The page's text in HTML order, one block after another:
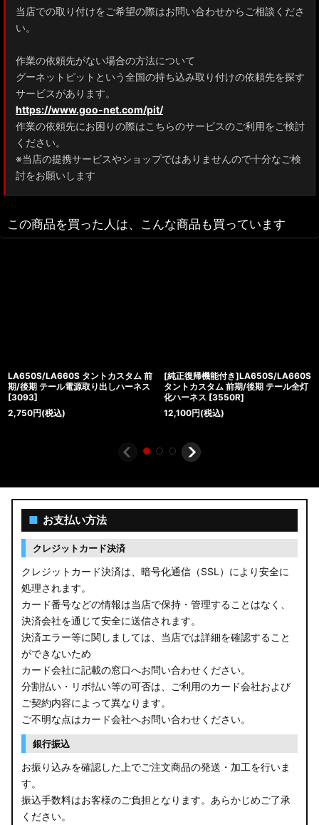
当店での取り付けをご希望の際はお問い合わせからご相談くださ
い。
作業の依頼先がない場合の方法について
グーネットピットという全国の持ち込み取り付けの依頼先を探す
サービスがあります。
https://www.goo-net.com/pit/
作業の依頼先にお困りの際はこちらのサービスのご利用をご検討
ください。
※当店の提携サービスやショップではありませんので十分なご検
討をお願いします
この商品を買った人は、こんな商品も買っています
LA650S/LA660S タントカスタム 前
期/後期 テール電源取り出しハーネス
[3093]
2,750円(税込)
[純正復帰機能付き]LA650S/LA660S
タントカスタム 前期/後期 テール全灯
化ハーネス [3550R]
12,100円(税込)
■ お支払い方法
クレジットカード決済
クレジットカード決済は、暗号化通信（SSL）により安全に
処理されます。
カード番号などの情報は当店で保持・管理することはなく、
決済会社を通じて安全に送信されます。
決済エラー等に関しましては、当店では詳細を確認すること
ができないため
カード会社に記載の窓口へお問い合わせください。
分割払い・リボ払い等の可否は、ご利用のカード会社および
ご契約内容によって異なります。
ご不明な点はカード会社へお問い合わせください。
銀行振込
お振り込みを確認した上でご注文商品の発送・加工を行いま
す。
振込手数料はお客様のご負担となります。あらかじめご了承
ください。